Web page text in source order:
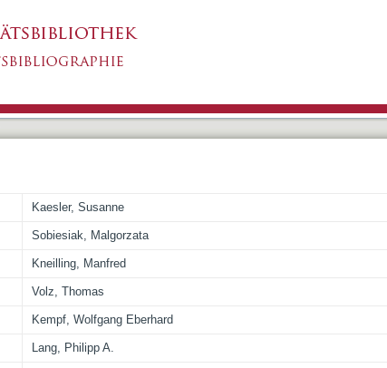
Kaesler, Susanne
Sobiesiak, Malgorzata
Kneilling, Manfred
Volz, Thomas
Kempf, Wolfgang Eberhard
Lang, Philipp A.